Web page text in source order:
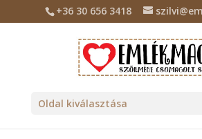
+36 30 656 3418
Oldal kiválasztása